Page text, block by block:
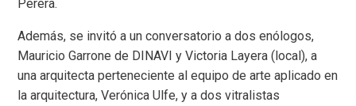
Perera.
Además, se invitó a un conversatorio a dos enólogos,
Mauricio Garrone de DINAVI y Victoria Layera (local), a
una arquitecta perteneciente al equipo de arte aplicado en
la arquitectura, Verónica Ulfe, y a dos vitralistas